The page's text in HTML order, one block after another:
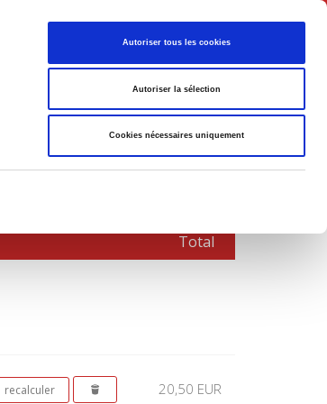
Autoriser tous les cookies
Autoriser la sélection
Cookies nécessaires uniquement
Français
Total
20,50 EUR